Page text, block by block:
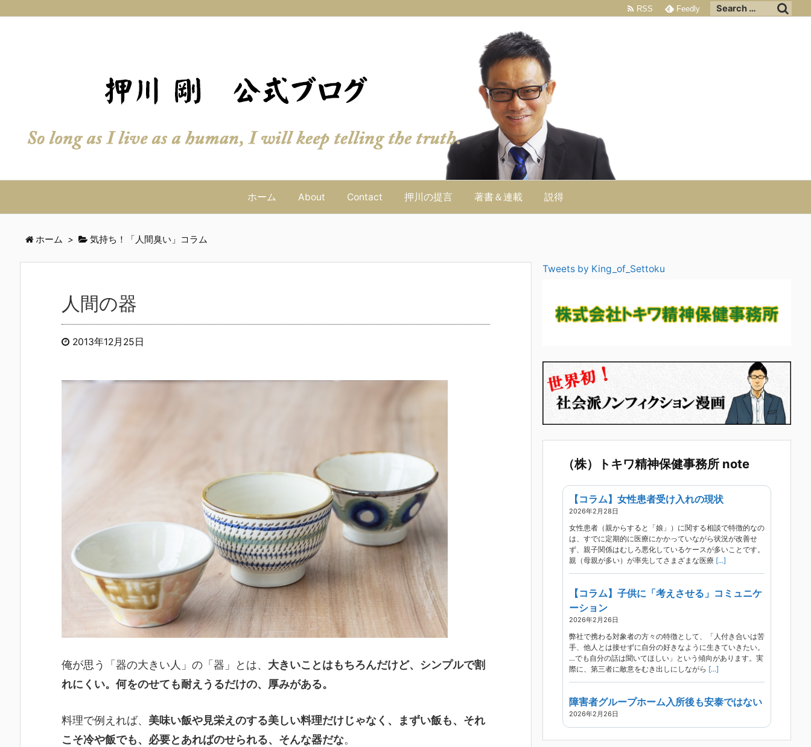
ホーム About Contact 押川の提言 著書＆連載 説得
RSS Feedly
ホーム > 気持ち！「人間臭い」コラム
人間の器
2013年12月25日
俺が思う「器の大きい人」の「器」とは、 大きいことはもちろんだけど、シンプルで割
れにくい。何をのせても耐えうるだけの、厚みがある。
料理で例えれば、 美味い飯や見栄えのする美しい料理だけじゃなく、まずい飯も、それ
こそ冷や飯でも、必要とあればのせられる、そんな器だな。
Tweets by King_of_Settoku
（株）トキワ精神保健事務所 note
【コラム】女性患者受け入れの現状
2026年2月28日
女性患者（親からすると「娘」）に関する相談で特徴的なの
は、すでに定期的に医療にかかっていながら状況が改善せ
ず、親子関係はむしろ悪化しているケースが多いことです。
親（母親が多い）が率先してさまざまな医療 [...]
【コラム】子供に「考えさせる」コミュニケ
ーション
2026年2月26日
弊社で携わる対象者の方々の特徴として、「人付き合いは苦
手、他人とは接せずに自分の好きなように生きていきたい。
…でも自分の話は聞いてほしい」という傾向があります。実
際に、第三者に敵意をむき出しにしながら [...]
障害者グループホーム入所後も安泰ではない
2026年2月26日
現在、精神科病院は早期退院が主流です。家族での受け入れ
や一人暮らしは難しく、かといって本人が施設入所を拒んで